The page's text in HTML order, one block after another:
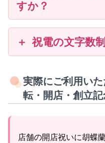
すか？
祝電の文字数
実際にご利用い
転・開店・創立
店舗の開店祝いに胡蝶